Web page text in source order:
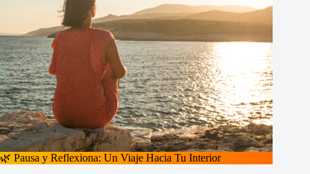
🌿 Pausa y Reflexiona: Un Viaje Hacia Tu Interior